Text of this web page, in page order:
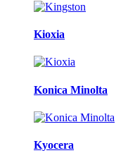
Kioxia
Konica Minolta
Kyocera